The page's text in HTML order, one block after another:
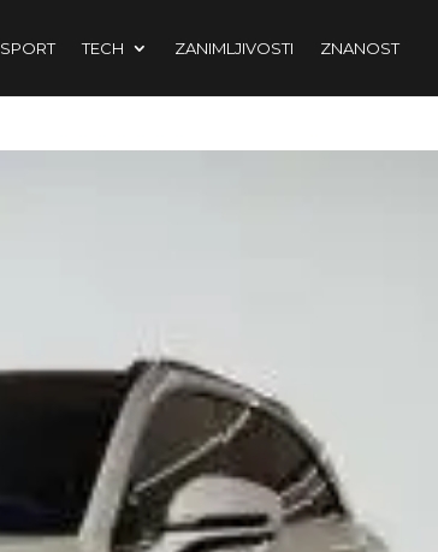
SPORT TECH ZANIMLJIVOSTI ZNANOST